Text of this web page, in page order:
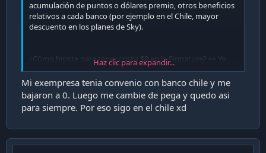
acumulación de puntos o dólares premio, otros beneficios
relativos a cada banco (por ejemplo en el Chile, mayor
descuento en los planes de Sky).
¿Cómo hiciste para tener costo $0 en la Signature? 👀 Yo
tengo costo antiguo (como 0,1 UF), pero jamás pude
acceder a algo tan conveniente.
Haz clic para expandir...
Mi exempresa tenia convenio con banco chile y me
bajaron a 0. Luego me cambie de pega y quedo asi
para siempre. Por eso sigo en el chile xd